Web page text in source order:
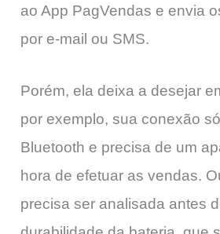
ao App PagVendas e envia
por e-mail ou SMS.
Porém, ela deixa a desejar
por exemplo, sua conexão
Bluetooth e precisa de um
hora de efetuar as vendas.
precisa ser analisada antes